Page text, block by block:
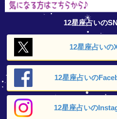
12星座占いの
12星座占いの
12星座占いの
12星座占いの